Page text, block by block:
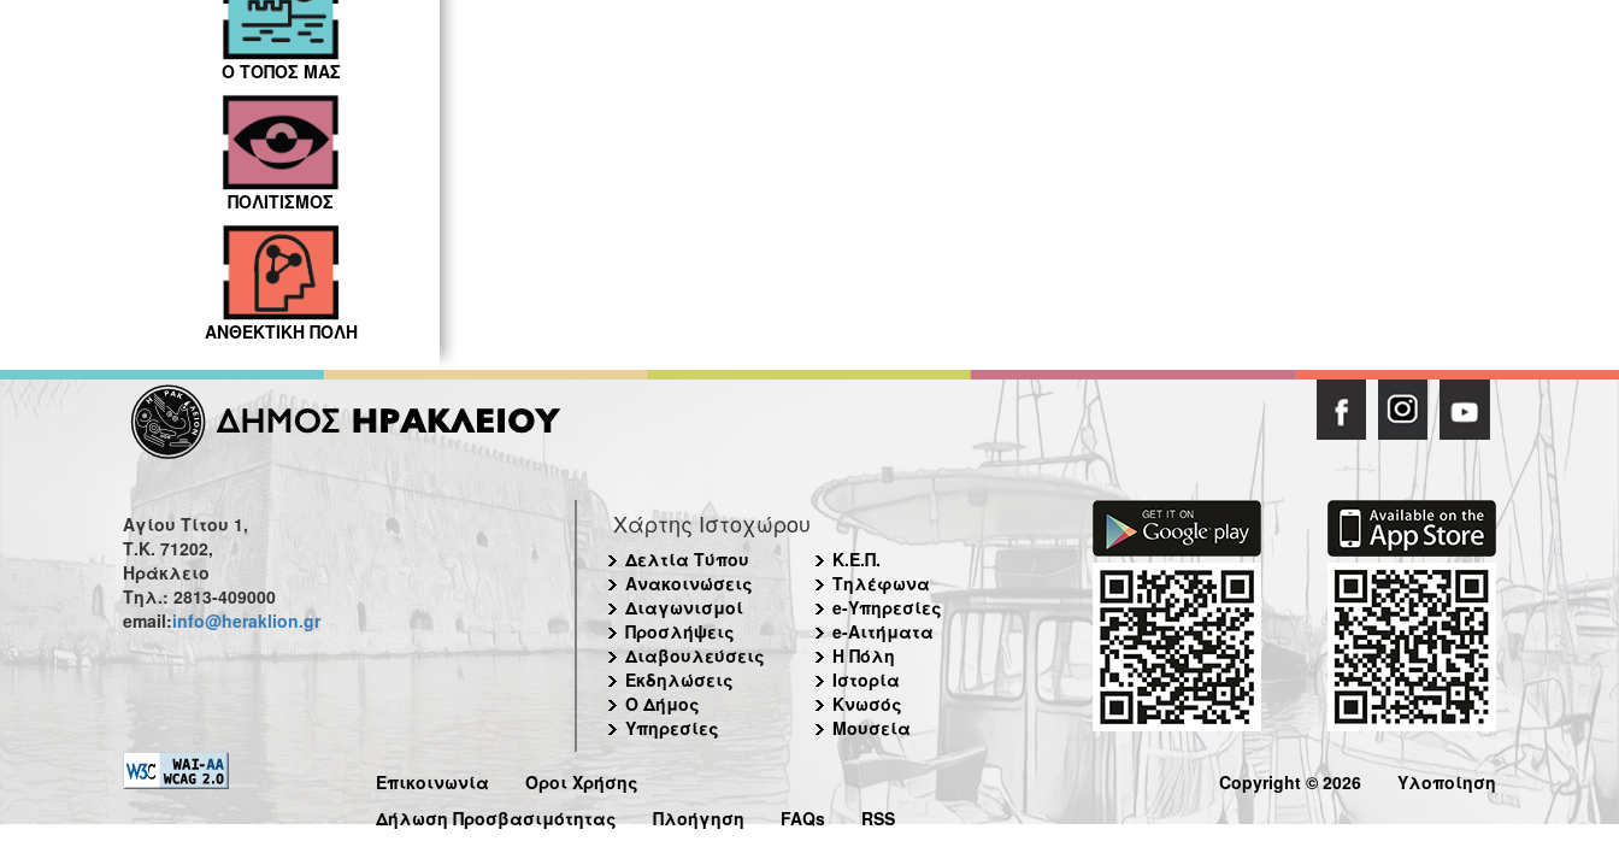
Ο ΤΟΠΟΣ ΜΑΣ
ΠΟΛΙΤΙΣΜΟΣ
ΑΝΘΕΚΤΙΚΗ ΠΟΛΗ
Αγίου Τίτου 1,
Τ.Κ. 71202,
Ηράκλειο
Τηλ.: 2813-409000
email:info@heraklion.gr
Χάρτης Ιστοχώρου
Δελτία Τύπου
Ανακοινώσεις
Διαγωνισμοί
Προσλήψεις
Διαβουλεύσεις
Εκδηλώσεις
Ο Δήμος
Υπηρεσίες
Κ.Ε.Π.
Τηλέφωνα
e-Υπηρεσίες
e-Αιτήματα
Η Πόλη
Ιστορία
Κνωσός
Μουσεία
Επικοινωνία
Όροι Χρήσης
Δήλωση Προσβασιμότητας
Πλοήγηση FAQs RSS
Copyright © 2026 Υλοποίηση